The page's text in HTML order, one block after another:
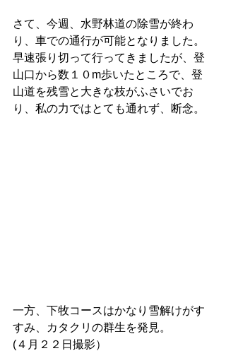
さて、今週、水野林道の除雪が終わ
り、車での通行が可能となりました。
早速張り切って行ってきましたが、登
山口から数１０m歩いたところで、登
山道を残雪と大きな枝がふさいでお
り、私の力ではとても通れず、断念。
一方、下牧コースはかなり雪解けがす
すみ、カタクリの群生を発見。
(４月２２日撮影）